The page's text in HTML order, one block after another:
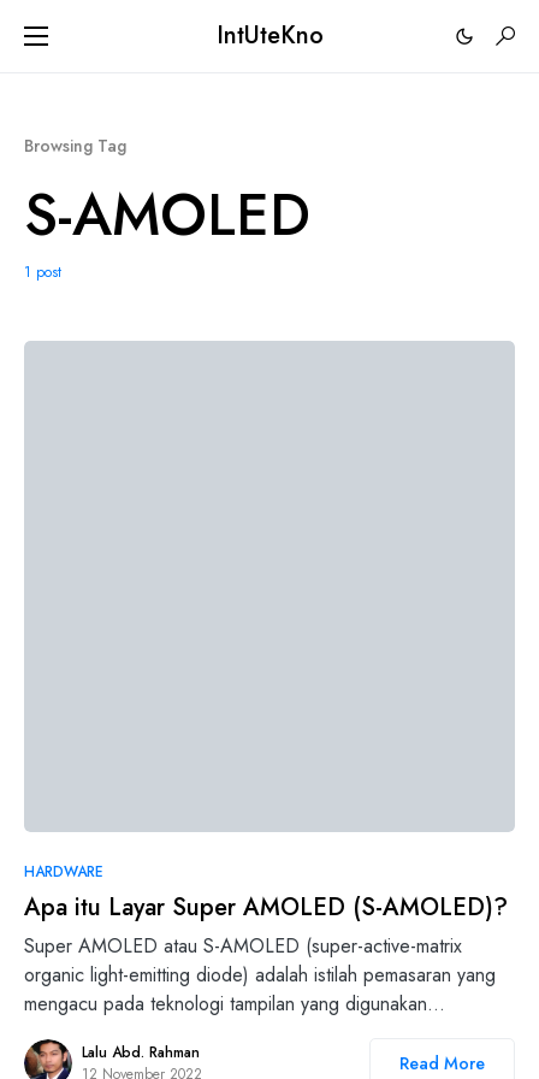
IntUteKno
Browsing Tag
S-AMOLED
1 post
HARDWARE
Apa itu Layar Super AMOLED (S-AMOLED)?
Super AMOLED atau S-AMOLED (super-active-matrix
organic light-emitting diode) adalah istilah pemasaran yang
mengacu pada teknologi tampilan yang digunakan…
Lalu Abd. Rahman
12 November 2022
Read More